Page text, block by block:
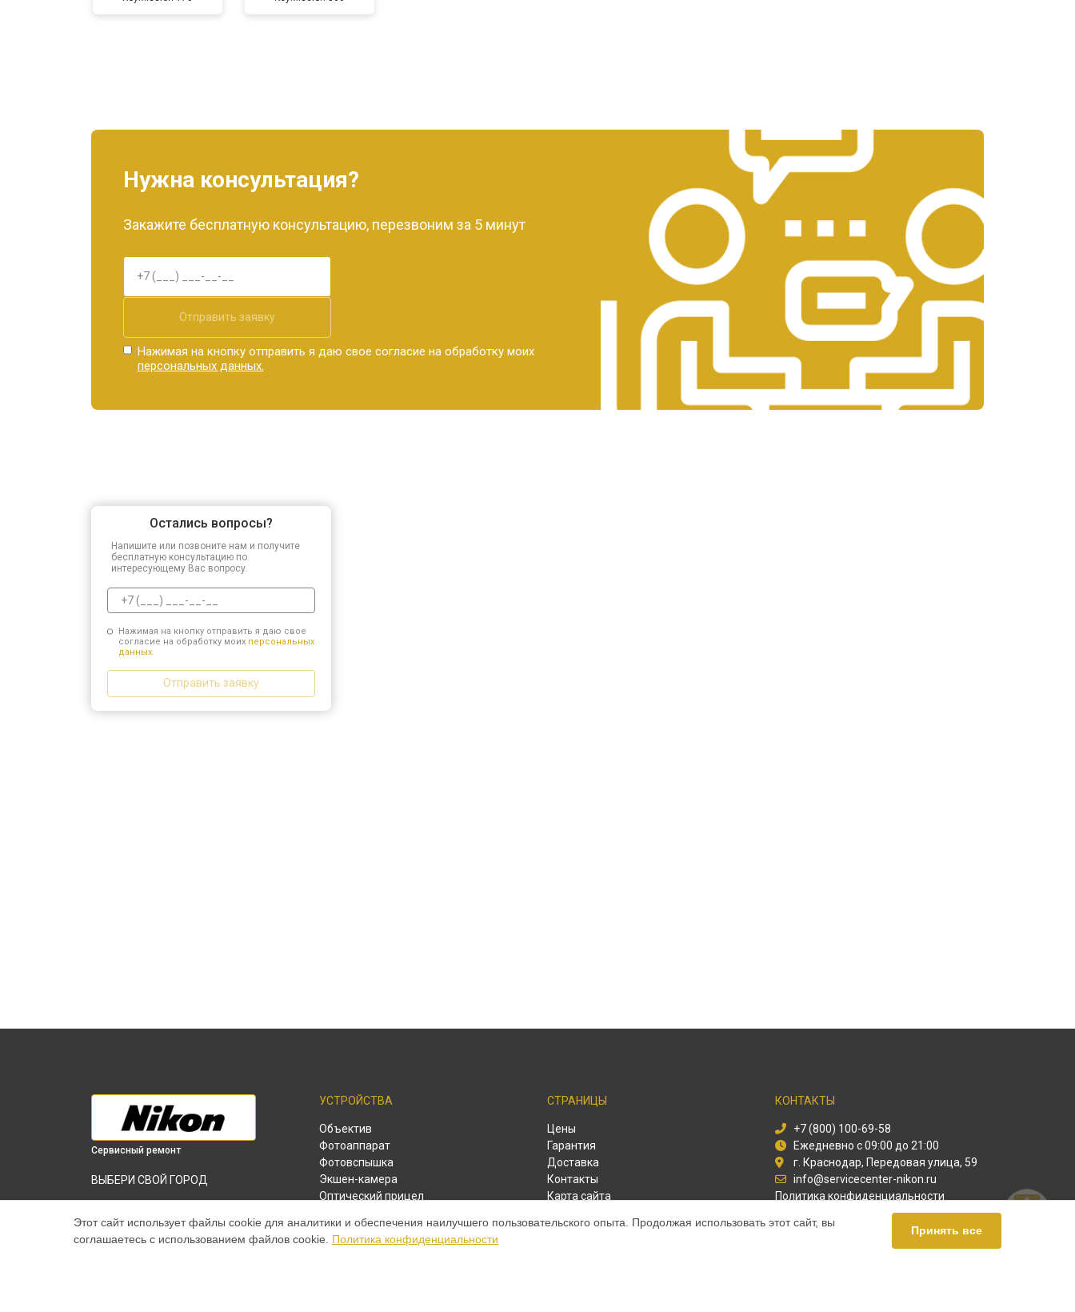
Нужна консультация?
Закажите бесплатную консультацию, перезвоним за 5 минут
Отправить заявку
Нажимая на кнопку отправить я даю свое согласие на обработку моих
персональных данных.
Остались вопросы?
Напишите или позвоните нам и получите
бесплатную консультацию по
интересующему Вас вопросу.
Нажимая на кнопку отправить я даю свое
согласие на обработку моих персональных
данных.
Отправить заявку
Сервисный ремонт
ВЫБЕРИ СВОЙ ГОРОД
камеры KeyMission 360 Nikon в
УСТРОЙСТВА
Объектив
Фотоаппарат
Фотовспышка
Экшен-камера
Оптический прицел
СТРАНИЦЫ
Цены
Гарантия
Доставка
Контакты
Карта сайта
КОНТАКТЫ
+7 (800) 100-69-58
Ежедневно с 09:00 до 21:00
г. Краснодар, Передовая улица, 59
info@servicecenter-nikon.ru
Политика конфиденциальности
Способы оплаты
Этот сайт использует файлы cookie для аналитики и обеспечения наилучшего пользовательского опыта. Продолжая использовать этот сайт, вы
соглашаетесь с использованием файлов cookie. Политика конфиденциальности
Принять все